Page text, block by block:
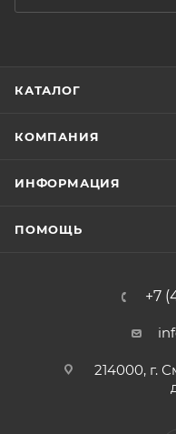
КАТАЛОГ
КОМПАНИЯ
ИНФОРМАЦИЯ
ПОМОЩЬ
+7
214000, г.